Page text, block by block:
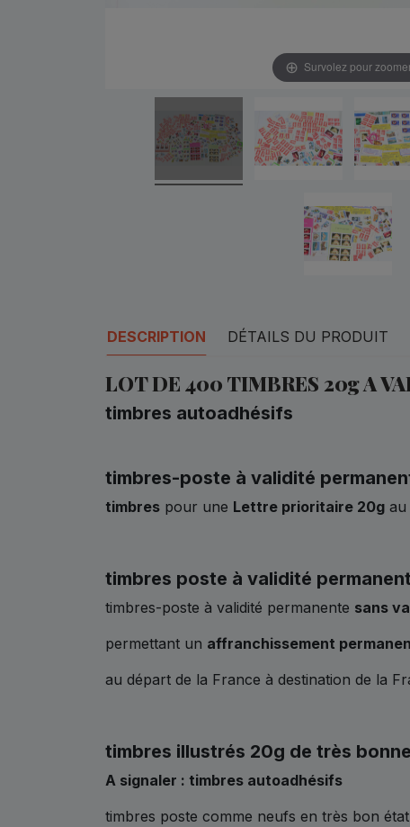
Survolez pour
DESCRIPTION DÉTAILS DU PRODUIT
LOT DE 400 TIMBRES 20g A
timbres autoadhésifs
timbres-poste à validité
timbres pour une Lettre prioritaire 20g au
timbres poste à validité
timbres-poste à validité permanente sans
permettant un affranchissement
au départ de la France à destination de la
timbres illustrés 20g de très
A signaler : timbres autoadhésifs
timbres poste comme neufs en très bon